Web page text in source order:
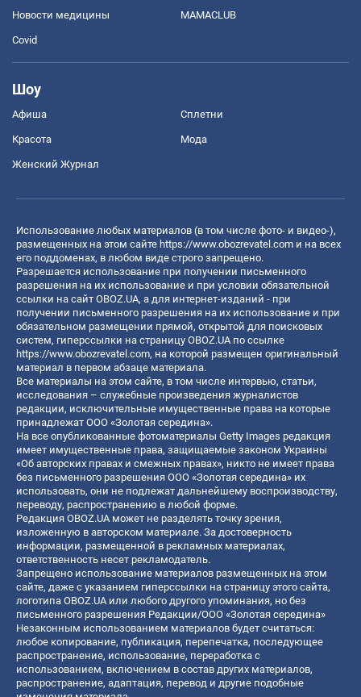
Новости медицины MAMACLUB
Covid
Шоу
Афиша Сплетни
Красота Мода
Женский Журнал
Использование любых материалов (в том числе фото- и видео-),
размещенных на этом сайте https://www.obozrevatel.com и на всех
его поддоменах, в любом виде строго запрещено.
Разрешается использование при получении письменного
разрешения на их использование и при условии обязательной
ссылки на сайт OBOZ.UA, а для интернет-изданий - при
получении письменного разрешения на их использование и при
обязательном размещении прямой, открытой для поисковых
систем, гиперссылки на страницу OBOZ.UA по ссылке
https://www.obozrevatel.com, на которой размещен оригинальный
материал в первом абзаце материала.
Все материалы на этом сайте, в том числе интервью, статьи,
исследования – служебные произведения журналистов
редакции, исключительные имущественные права на которые
принадлежат ООО «Золотая середина».
На все опубликованные фотоматериалы Getty Images редакция
имеет имущественные права, защищаемые законом Украины
«Об авторских правах и смежных правах», никто не имеет права
без письменного разрешения ООО «Золотая середина» их
использовать, они не подлежат дальнейшему воспроизводству,
переводу, распространению в любой форме.
Редакция OBOZ.UA может не разделять точку зрения,
изложенную в авторском материале. За достоверность
информации, размещенной в рекламных материалах,
ответственность несет рекламодатель.
Запрещено использование материалов размещенных на этом
сайте, даже с указанием гиперссылки на страницу этого сайта,
логотипа OBOZ.UA или любого другого упоминания, но без
письменного разрешения Редакции/ООО «Золотая середина»
Незаконным использованием материалов будет считаться:
любое копирование, публикация, перепечатка, последующее
распространение, использование, переработка с
использованием, включением в состав других материалов,
распространение, адаптация, перевод и другие подобные